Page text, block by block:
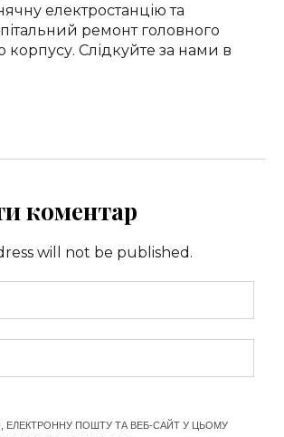
електростанцію та
ремонт головного
корпусу. Слідкуйте за нами в
коментар
will not be published.
ЕЛЕКТРОННУ ПОШТУ ТА ВЕБ-САЙТ У ЦЬОМУ